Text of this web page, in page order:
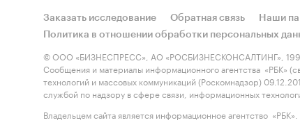
Заказать исследование Обратная связь Наши
Политика в отношении обработки персональных
© ООО «БИЗНЕСПРЕСС», АО «РОСБИЗНЕСКОНСАЛТИНГ»,
Сообщения и материалы информационного агентства «РБК»
технологий и массовых коммуникаций (Роскомнадзор)
службой по надзору в сфере связи, информационных
Владельцем сайта является информационное агентство «РБК».